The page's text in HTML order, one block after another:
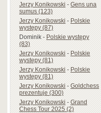
Jerzy Konikowski-Gens una
sumus (123)
Jerzy Konikowski-Polskie
występy (87)
Dominik-Polskie występy
(83)
Jerzy Konikowski-Polskie
występy (81)
Jerzy Konikowski-Polskie
występy (81)
Jerzy Konikowski-Goldchess
prezentuje (300)
Jerzy Konikowski-Grand
Chess Tour 2025 (2)